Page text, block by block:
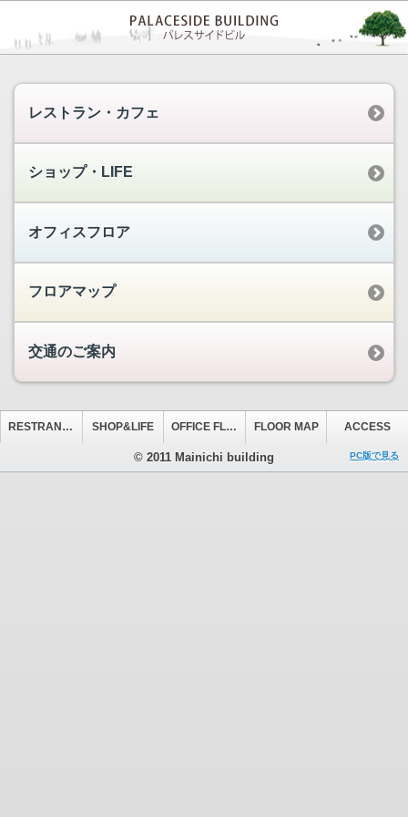
レストラン・カフェ
ショップ・LIFE
オフィスフロア
フロアマップ
交通のご案内
RESTRANT&CAFE SHOP&LIFE OFFICE FLOOR FLOOR MAP ACCESS
© 2011 Mainichi building PC版で見る